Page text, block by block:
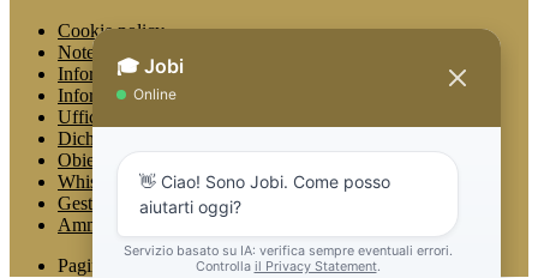
Cookie policy
Note legali
Informativa Privacy
Informativa Privacy chatbot Jobi
Ufficio Relazioni con il Pubblico
Dichiarazione di accessibilità
Obiettivi di accessibilità
Whistleblowing
Gestione consensi cookie
Amministrazione trasparente
Pagina visualizzata654volte